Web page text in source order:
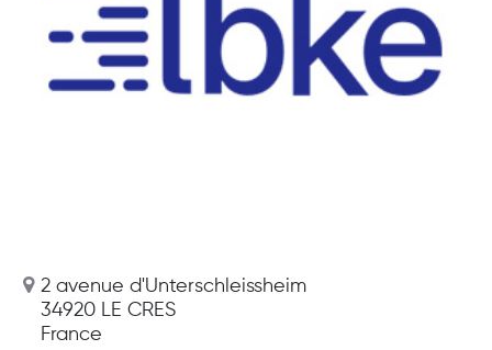
2 avenue d'Unterschleissheim
34920 LE CRES
France